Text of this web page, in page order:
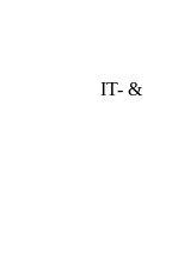
IT- &